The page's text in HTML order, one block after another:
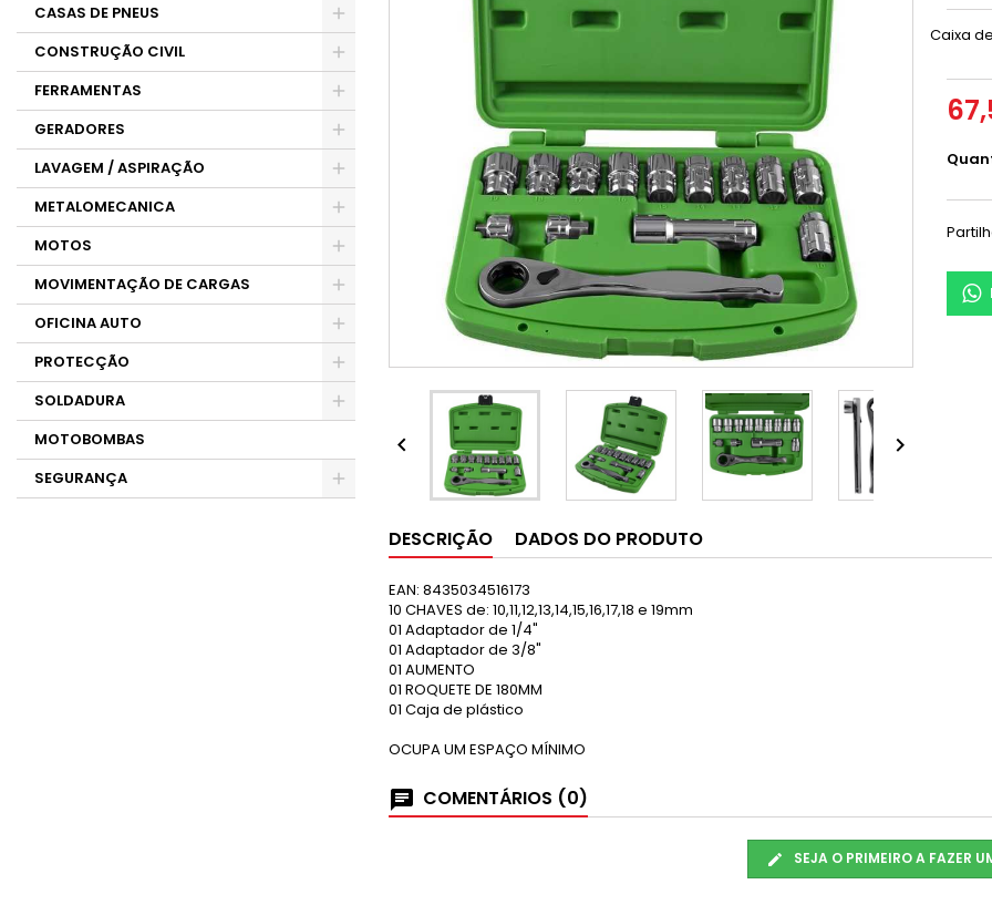
CASAS DE PNEUS
CONSTRUÇÃO CIVIL
FERRAMENTAS
GERADORES
LAVAGEM / ASPIRAÇÃO
METALOMECANICA
MOTOS
MOVIMENTAÇÃO DE CARGAS
OFICINA AUTO
PROTECÇÃO
SOLDADURA
MOTOBOMBAS
SEGURANÇA
 
Caixa
DESCRIÇÃO DADOS DO PRODUTO
EAN: 8435034516173
10 CHAVES de: 10,11,12,13,14,15,16,17,18 e 19mm
01 Adaptador de 1/4"
01 Adaptador de 3/8"
01 AUMENTO
01 ROQUETE DE 180MM
01 Caja de plástico
OCUPA UM ESPAÇO MÍNIMO
COMENTÁRIOS (0)
SEJA O PRIMEIRO A FAZER